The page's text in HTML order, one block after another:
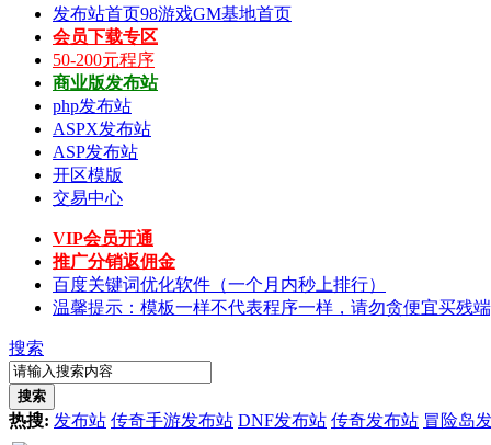
发布站首页98游戏GM基地首页
会员下载专区
50-200元程序
商业版发布站
php发布站
ASPX发布站
ASP发布站
开区模版
交易中心
VIP会员开通
推广分销返佣金
百度关键词优化软件（一个月内秒上排行）
温馨提示：模板一样不代表程序一样，请勿贪便宜买残
搜索
搜索
热搜: 发布站 传奇手游发布站 DNF发布站 传奇发布站 冒险岛